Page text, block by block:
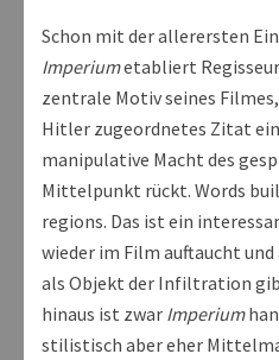
Schon mit der allerersten
Imperiumetabliert Regisseur
zentrale Motiv seines
Hitler zugeordnetes Zitat
manipulative Macht des
Mittelpunkt rückt. Words
regions. Das ist ein
wieder im Film auftaucht und
als Objekt der Infiltration
hinaus ist zwar Imperium
stilistisch aber eher